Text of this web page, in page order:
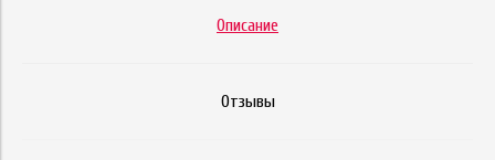
Описание
Отзывы